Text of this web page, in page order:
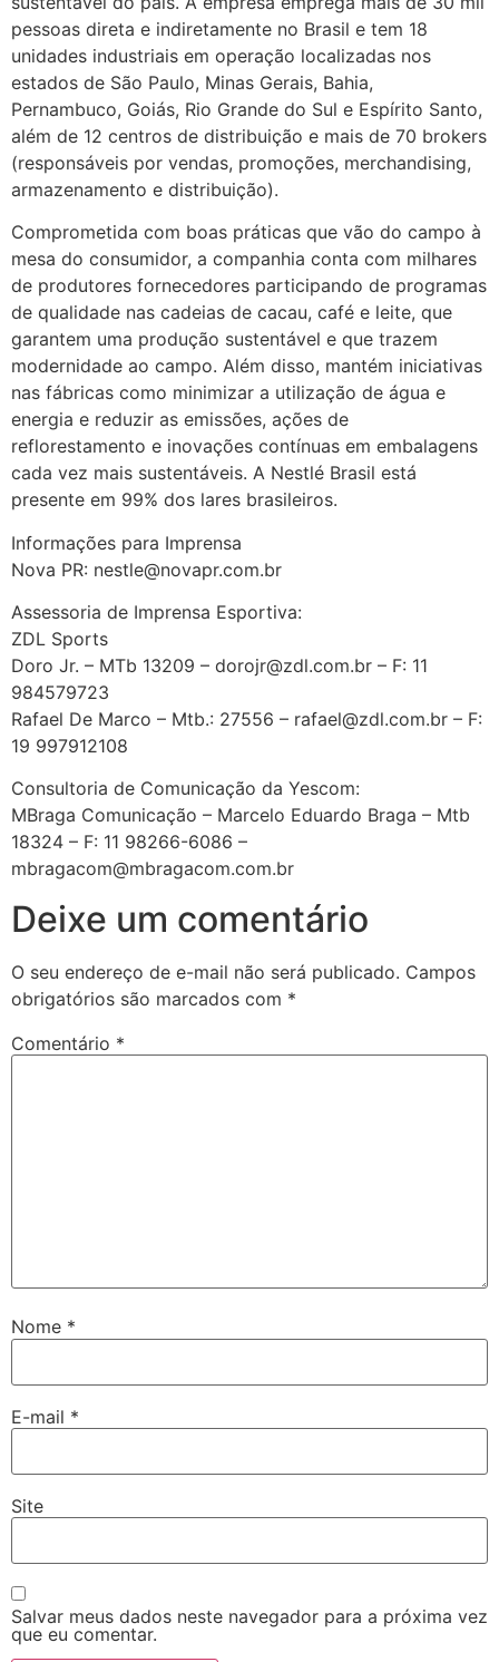
pessoas direta e indiretamente no Brasil e tem 18
unidades industriais em operação localizadas nos
estados de São Paulo, Minas Gerais, Bahia,
Pernambuco, Goiás, Rio Grande do Sul e Espírito Santo,
além de 12 centros de distribuição e mais de 70 brokers
(responsáveis por vendas, promoções, merchandising,
armazenamento e distribuição).
Comprometida com boas práticas que vão do campo à
mesa do consumidor, a companhia conta com milhares
de produtores fornecedores participando de programas
de qualidade nas cadeias de cacau, café e leite, que
garantem uma produção sustentável e que trazem
modernidade ao campo. Além disso, mantém iniciativas
nas fábricas como minimizar a utilização de água e
energia e reduzir as emissões, ações de
reflorestamento e inovações contínuas em embalagens
cada vez mais sustentáveis. A Nestlé Brasil está
presente em 99% dos lares brasileiros.
Informações para Imprensa
Nova PR: nestle@novapr.com.br
Assessoria de Imprensa Esportiva:
ZDL Sports
Doro Jr. – MTb 13209 – dorojr@zdl.com.br – F: 11
984579723
Rafael De Marco – Mtb.: 27556 – rafael@zdl.com.br – F:
19 997912108
Consultoria de Comunicação da Yescom:
MBraga Comunicação – Marcelo Eduardo Braga – Mtb
18324 – F: 11 98266-6086 –
mbragacom@mbragacom.com.br
Deixe um comentário
O seu endereço de e-mail não será publicado. Campos
obrigatórios são marcados com *
Comentário *
Nome *
E-mail *
Site
Salvar meus dados neste navegador para a próxima vez
que eu comentar.